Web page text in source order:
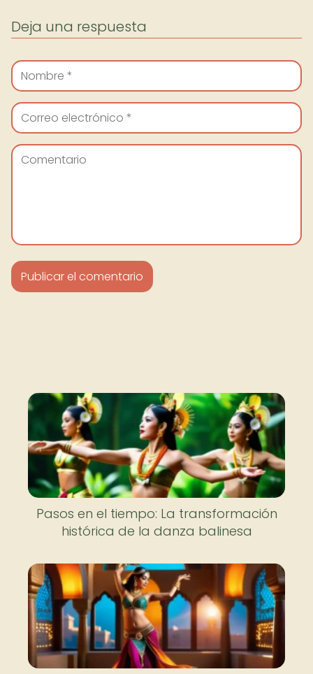
Deja una respuesta
Pasos en el tiempo: La transformación
histórica de la danza balinesa